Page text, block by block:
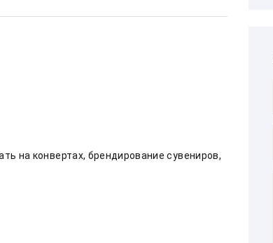
на конвертах, брендирование сувениров,